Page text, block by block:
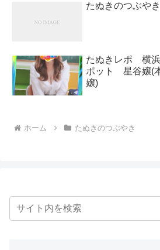
たぬきのつぶやき
たぬきレポ 横浜
ポット 星谷嬢(
嬢)
ホーム たぬきのつぶやき